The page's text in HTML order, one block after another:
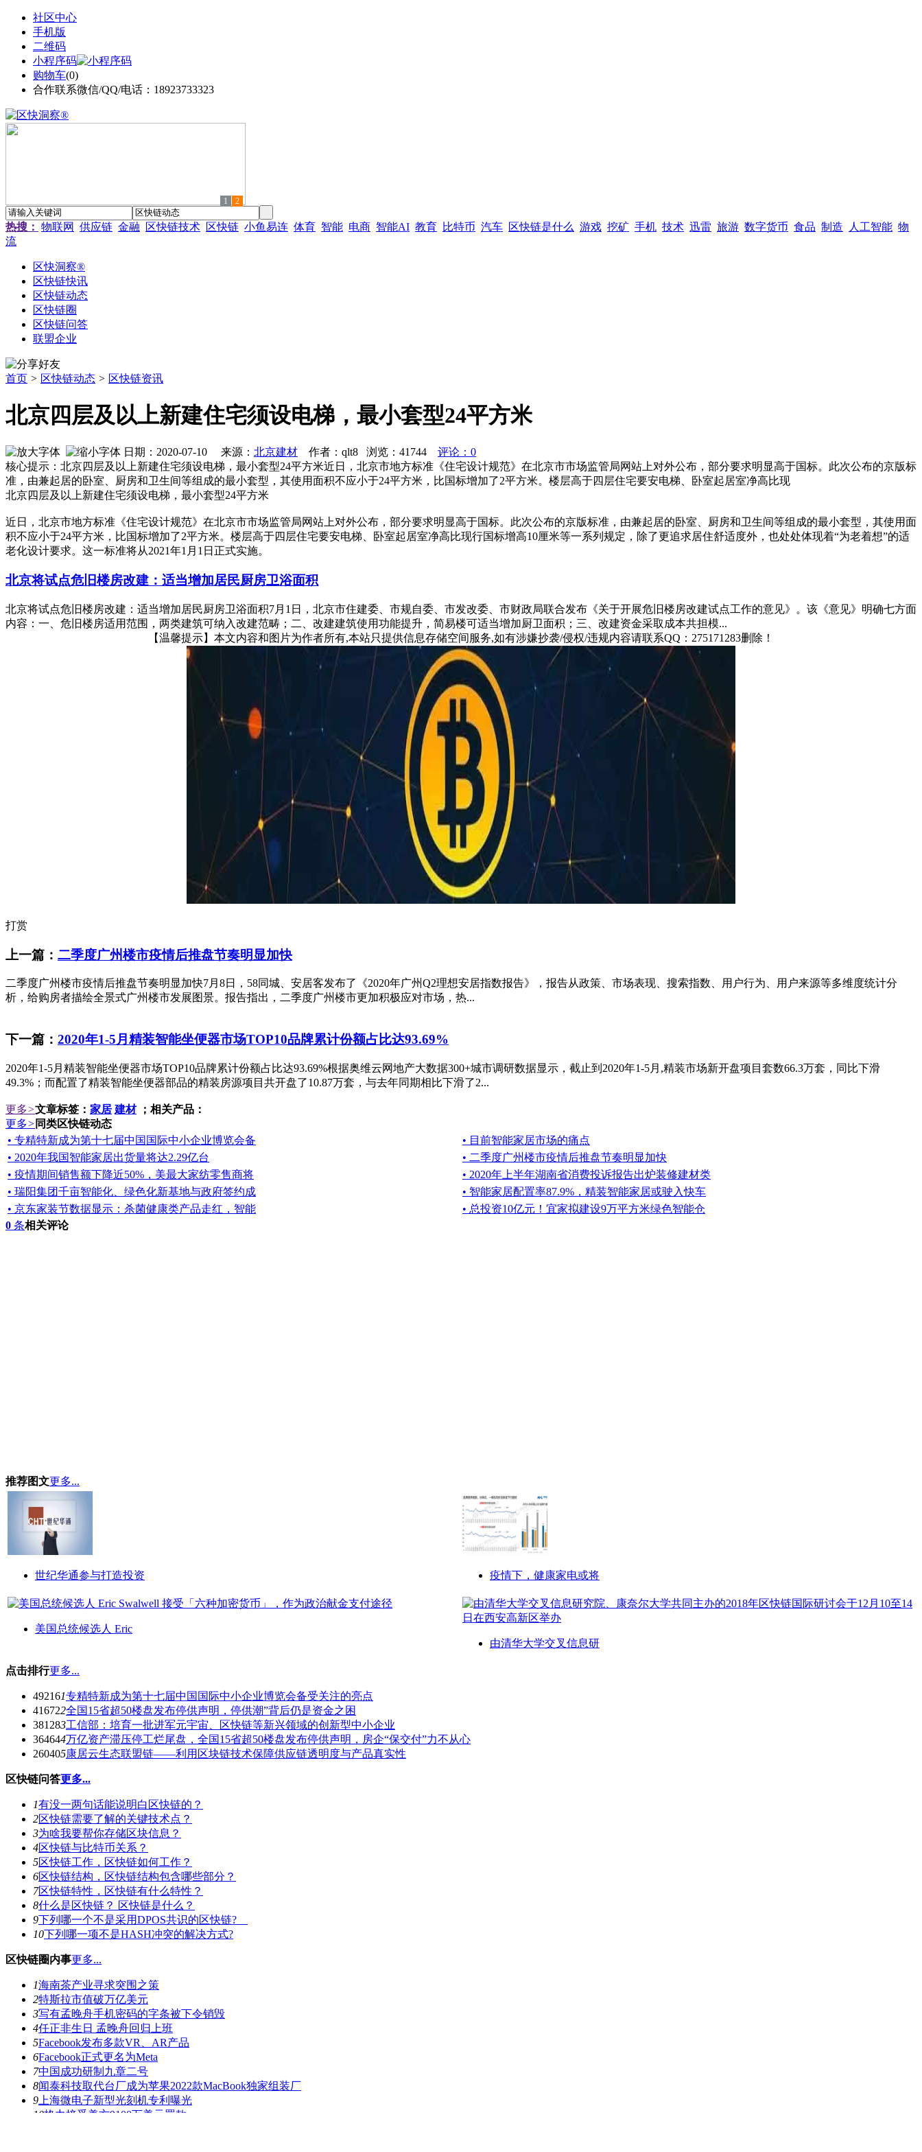
社区中心
手机版
二维码
小程序码
购物车(0)
合作联系微信/QQ/电话：18923733323
1 2
热搜： 物联网 供应链 金融 区快链技术 区快链 小鱼易连 体育 智能 电商 智能AI 教育 比特币 汽车 区快链是什么 游戏 挖矿 手机 技术 迅雷 旅游 数字货币 食品 制造 人工智能 物
流
区快洞察®
区快链快讯
区快链动态
区快链圈
区快链问答
联盟企业
首页 > 区快链动态 > 区快链资讯
北京四层及以上新建住宅须设电梯，最小套型24平方米
日期：2020-07-10 来源： 北京建材 作者：qlt8 浏览： 41744
评论：0
核心提示：北京四层及以上新建住宅须设电梯，最小套型24平方米近日，北京市地方标准《住宅设计规范》在北京市市场监管局网站上对外公布，部分要求明显高于国标。此次公布的京版标
准，由兼起居的卧室、厨房和卫生间等组成的最小套型，其使用面积不应小于24平方米，比国标增加了2平方米。楼层高于四层住宅要安电梯、卧室起居室净高比现
北京四层及以上新建住宅须设电梯，最小套型24平方米
近日，北京市地方标准《住宅设计规范》在北京市市场监管局网站上对外公布，部分要求明显高于国标。此次公布的京版标准，由兼起居的卧室、厨房和卫生间等组成的最小套型，其使用面
积不应小于24平方米，比国标增加了2平方米。楼层高于四层住宅要安电梯、卧室起居室净高比现行国标增高10厘米等一系列规定，除了更追求居住舒适度外，也处处体现着“为老着想”的适
老化设计要求。这一标准将从2021年1月1日正式实施。
北京将试点危旧楼房改建：适当增加居民厨房卫浴面积
北京将试点危旧楼房改建：适当增加居民厨房卫浴面积7月1日，北京市住建委、市规自委、市发改委、市财政局联合发布《关于开展危旧楼房改建试点工作的意见》。该《意见》明确七方面
内容：一、危旧楼房适用范围，两类建筑可纳入改建范畴；二、改建建筑使用功能提升，简易楼可适当增加厨卫面积；三、改建资金采取成本共担模...
【温馨提示】本文内容和图片为作者所有,本站只提供信息存储空间服务,如有涉嫌抄袭/侵权/违规内容请联系QQ：275171283删除！
打赏
上一篇： 二季度广州楼市疫情后推盘节奏明显加快
二季度广州楼市疫情后推盘节奏明显加快7月8日，58同城、安居客发布了《2020年广州Q2理想安居指数报告》，报告从政策、市场表现、搜索指数、用户行为、用户来源等多维度统计分
析，给购房者描绘全景式广州楼市发展图景。报告指出，二季度广州楼市更加积极应对市场，热...
下一篇： 2020年1-5月精装智能坐便器市场TOP10品牌累计份额占比达93.69%
2020年1-5月精装智能坐便器市场TOP10品牌累计份额占比达93.69%根据奥维云网地产大数据300+城市调研数据显示，截止到2020年1-5月,精装市场新开盘项目套数66.3万套，同比下滑
49.3%；而配置了精装智能坐便器部品的精装房源项目共开盘了10.87万套，与去年同期相比下滑了2...
更多>文章标签： 家居 建材；相关产品：
更多> 同类区快链动态
• 专精特新成为第十七届中国国际中小企业博览会备
• 目前智能家居市场的痛点
• 2020年我国智能家居出货量将达2.29亿台
• 二季度广州楼市疫情后推盘节奏明显加快
• 疫情期间销售额下降近50%，美最大家纺零售商将
• 2020年上半年湖南省消费投诉报告出炉装修建材类
• 瑞阳集团千亩智能化、绿色化新基地与政府签约成
• 智能家居配置率87.9%，精装智能家居或驶入快车
• 京东家装节数据显示：杀菌健康类产品走红，智能
• 总投资10亿元！宜家拟建设9万平方米绿色智能仓
0 条相关评论
推荐图文更多...
世纪华通参与打造投资 疫情下，健康家电或将
美国总统候选人 Eric
由清华大学交叉信息研
点击排行更多...
492161专精特新成为第十七届中国国际中小企业博览会备受关注的亮点
416722全国15省超50楼盘发布停供声明，停供潮”背后仍是资金之困
381283工信部：培育一批进军元宇宙、区快链等新兴领域的创新型中小企业
364644万亿资产滞压停工烂尾盘，全国15省超50楼盘发布停供声明，房企“保交付”力不从心
260405康居云生态联盟链——利用区块链技术保障供应链透明度与产品真实性
区快链问答更多...
1有没一两句话能说明白区快链的？
2区快链需要了解的关键技术点？
3为啥我要帮你存储区块信息？
4区快链与比特币关系？
5区快链工作，区快链如何工作？
6区快链结构，区快链结构包含哪些部分？
7区快链特性，区快链有什么特性？
8什么是区快链？ 区快链是什么？
9下列哪一个不是采用DPOS共识的区快链?
10下列哪一项不是HASH冲突的解决方式?
区快链圈内事更多...
1海南茶产业寻求突围之策
2特斯拉市值破万亿美元
3写有孟晚舟手机密码的字条被下令销毁
4任正非生日 孟晚舟回归上班
5Facebook发布多款VR、AR产品
6Facebook正式更名为Meta
7中国成功研制九章二号
8闻泰科技取代台厂成为苹果2022款MacBook独家组装厂
9 上海微电子新型光刻机专利曝光
10格力接受美方9100万美元罚款